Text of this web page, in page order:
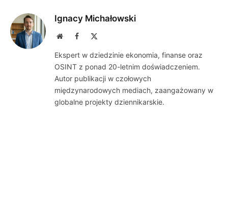
Ignacy Michałowski
WebsiteFacebook
Ekspert w dziedzinie ekonomia, finanse oraz
OSINT z ponad 20-letnim doświadczeniem.
Autor publikacji w czołowych
międzynarodowych mediach, zaangażowany w
globalne projekty dziennikarskie.